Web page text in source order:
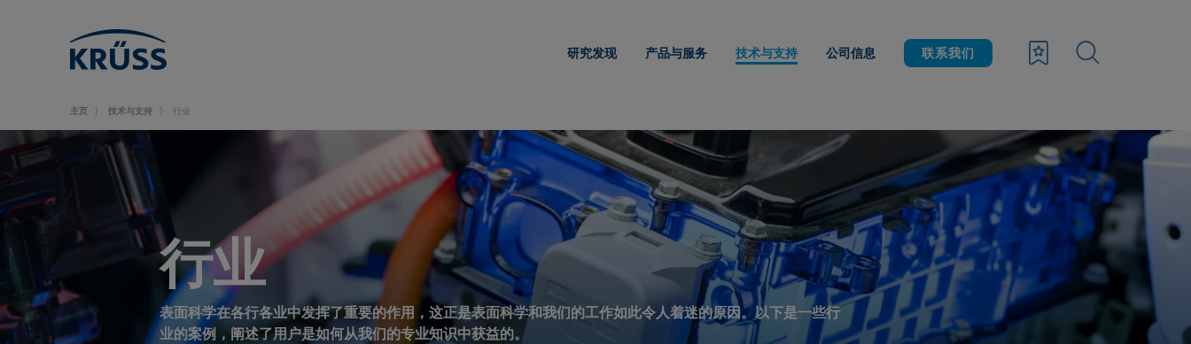
研究发现 产品与服务 技术与支持 公司信息 联系我们
主页 技术与支持 行业
行业
表面科学在各行各业中发挥了重要的作用，这正是表面科学和我们的工作如此令人着迷的原因。以下是一些行
业的案例，阐述了用户是如何从我们的专业知识中获益的。